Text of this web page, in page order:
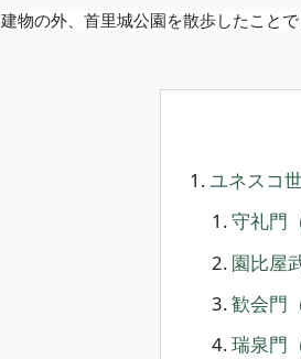
建物の外、首里城公園を散歩したことで
ユネスコ
守礼門
園比屋
歓会門
瑞泉門